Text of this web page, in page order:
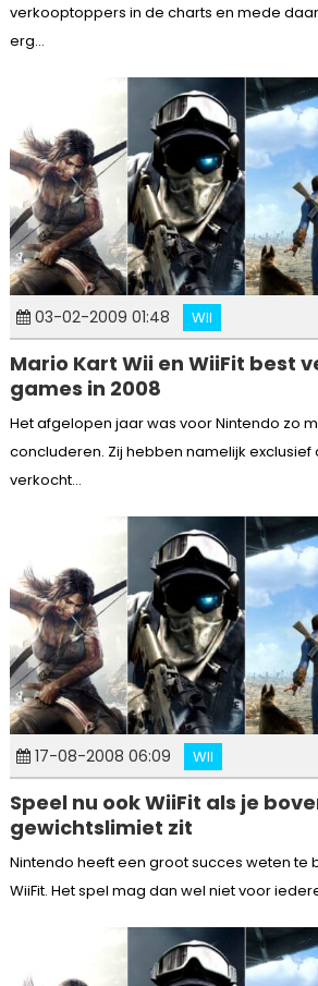
verkooptoppers in de charts en mede
erg...
03-02-2009 01:48 WII
Mario Kart Wii en WiiFit best
games in 2008
Het afgelopen jaar was voor Nintendo zo
concluderen. Zij hebben namelijk exclusief
verkocht...
17-08-2008 06:09 WII
Speel nu ook WiiFit als je
gewichtslimiet zit
Nintendo heeft een groot succes weten te
WiiFit. Het spel mag dan wel niet voor